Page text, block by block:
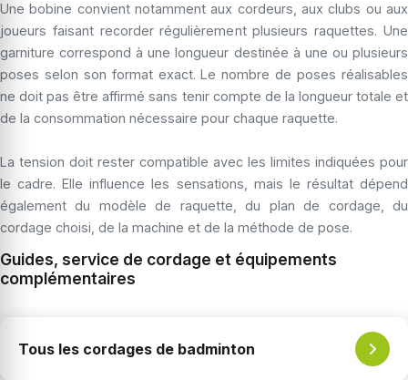
Une bobine convient notamment aux cordeurs, aux clubs ou aux
joueurs faisant recorder régulièrement plusieurs raquettes. Une
garniture correspond à une longueur destinée à une ou plusieurs
poses selon son format exact. Le nombre de poses réalisables
ne doit pas être affirmé sans tenir compte de la longueur totale et
de la consommation nécessaire pour chaque raquette.
La tension doit rester compatible avec les limites indiquées pour
le cadre. Elle influence les sensations, mais le résultat dépend
également du modèle de raquette, du plan de cordage, du
cordage choisi, de la machine et de la méthode de pose.
Guides, service de cordage et équipements
complémentaires
Tous les cordages de badminton